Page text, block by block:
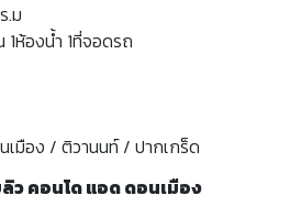
.ม
ห้องน้ำ 1ที่จอดรถ
อง / ติวานนท์ / ปากเกร็ด
ว คอนโด แอด ดอนเมือง